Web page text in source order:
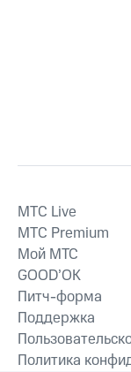
MTС Live
MTС Premium
Мой МТС
GOOD’OK
Питч-форма
Поддержка
Политика